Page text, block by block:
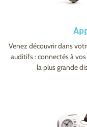
Venez découvrir dans
auditifs : connectés à
la plus grande